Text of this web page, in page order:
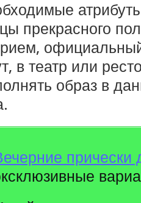
прекрасного
в театр или
образ в
прически